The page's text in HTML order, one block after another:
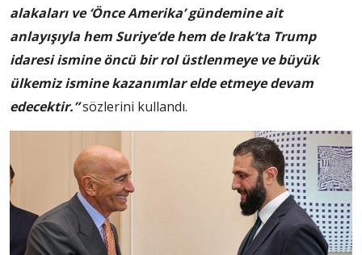
alakaları ve ‘Önce Amerika’ gündemine ait
anlayışıyla hem Suriye’de hem de Irak’ta Trump
idaresi ismine öncü bir rol üstlenmeye ve büyük
ülkemiz ismine kazanımlar elde etmeye devam
edecektir.”sözlerini kullandı.